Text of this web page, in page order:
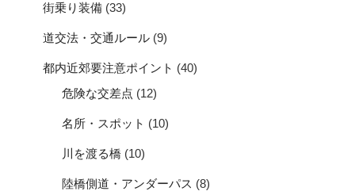
街乗り装備 (33)
道交法・交通ルール (9)
都内近郊要注意ポイント (40)
危険な交差点 (12)
名所・スポット (10)
川を渡る橋 (10)
陸橋側道・アンダーパス (8)